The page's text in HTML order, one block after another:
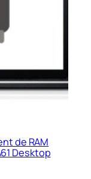
de RAM
Desktop